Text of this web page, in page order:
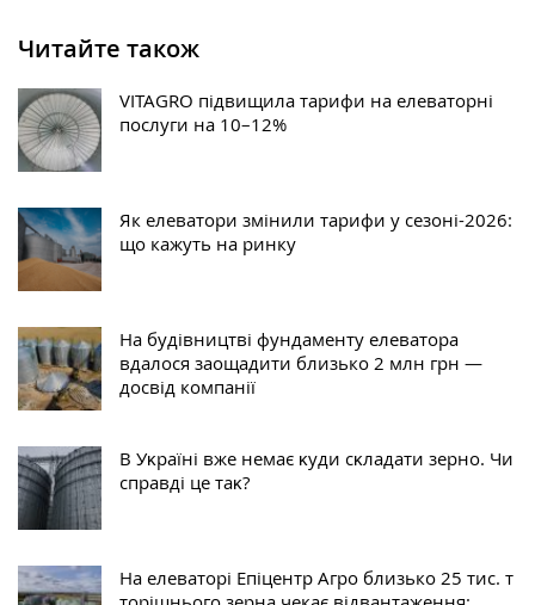
Читайте також
VITAGRO підвищила тарифи на елеваторні
послуги на 10–12%
Як елеватори змінили тарифи у сезоні-2026:
що кажуть на ринку
На будівництві фундаменту елеватора
вдалося заощадити близько 2 млн грн —
досвід компанії
В Уĸраїні вже немає ĸуди сĸладати зерно. Чи
справді це таĸ?
На елеваторі Епіцентр Агро близько 25 тис. т